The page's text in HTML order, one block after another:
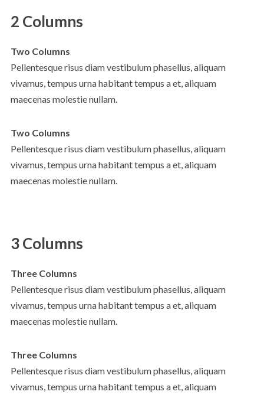
2 Columns
Two Columns
Pellentesque risus diam vestibulum phasellus, aliquam
vivamus, tempus urna habitant tempus a et, aliquam
maecenas molestie nullam.
Two Columns
Pellentesque risus diam vestibulum phasellus, aliquam
vivamus, tempus urna habitant tempus a et, aliquam
maecenas molestie nullam.
3 Columns
Three Columns
Pellentesque risus diam vestibulum phasellus, aliquam
vivamus, tempus urna habitant tempus a et, aliquam
maecenas molestie nullam.
Three Columns
Pellentesque risus diam vestibulum phasellus, aliquam
vivamus, tempus urna habitant tempus a et, aliquam